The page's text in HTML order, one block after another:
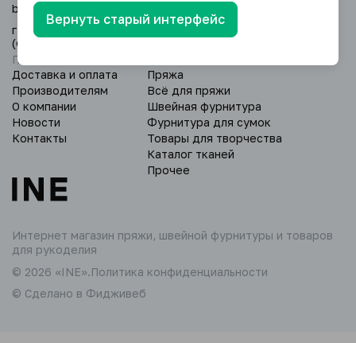
Интернет магазин пряжи, швейной фурнитуры и товаров
для рукоделия
© 2026 «INE».Политика конфиденциальности
© Сделано в Фидживеб
Доставка и оплата
Производителям
О компании
Новости
Контакты
Пряжа
Всё для пряжи
Швейная фурнитура
Фурнитура для сумок
Товары для творчества
Каталог тканей
Прочее
baimur@yandex.ru
г. Уфа, Дёмский р-н, ул. Глазовская 24/3
(оптовый склад).
Пн - Вс: 9:00 - 18:00.
Вернуть старый интерфейс